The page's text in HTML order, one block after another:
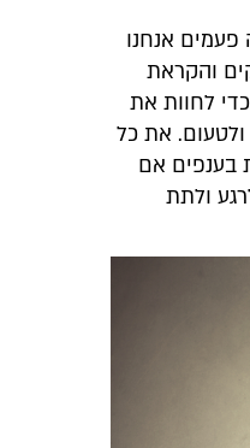
פעמים אנחנו
והקראת
לחוות את
את כל
בענפים אם
ולתת